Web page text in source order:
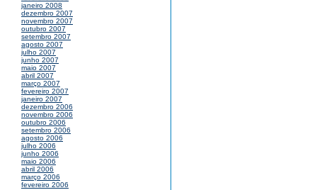
janeiro 2008
dezembro 2007
novembro 2007
outubro 2007
setembro 2007
agosto 2007
julho 2007
junho 2007
maio 2007
abril 2007
março 2007
fevereiro 2007
janeiro 2007
dezembro 2006
novembro 2006
outubro 2006
setembro 2006
agosto 2006
julho 2006
junho 2006
maio 2006
abril 2006
março 2006
fevereiro 2006